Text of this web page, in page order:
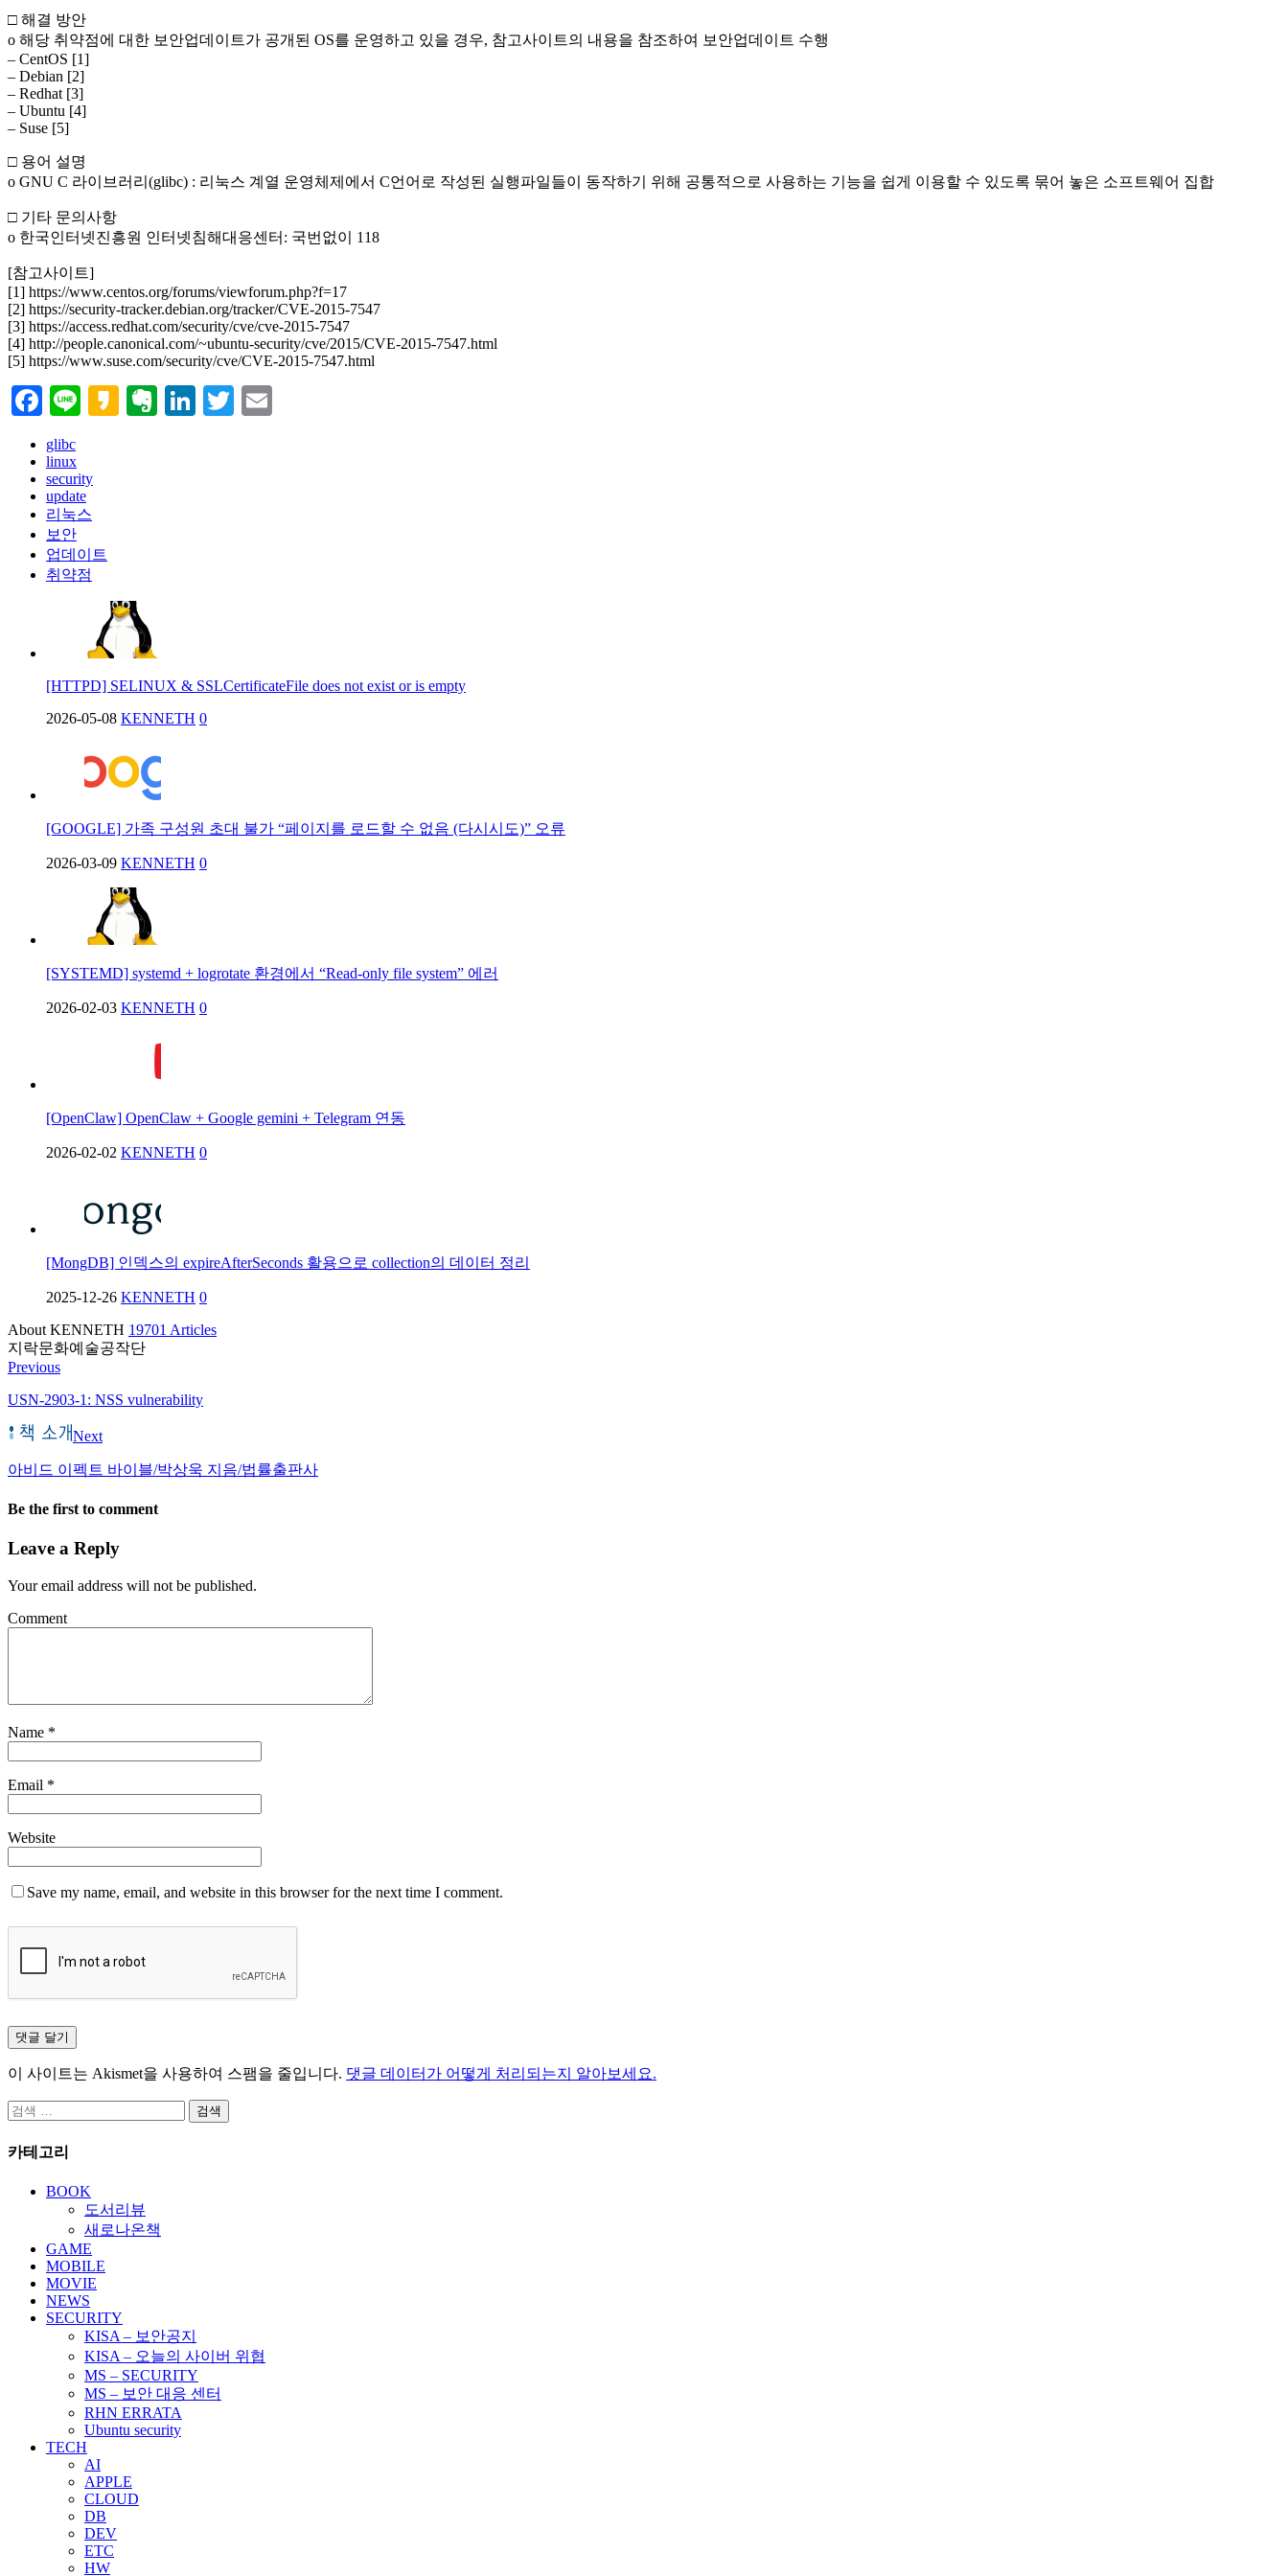
□ 해결 방안
o 해당 취약점에 대한 보안업데이트가 공개된 OS를 운영하고 있을 경우, 참고사이트의 내용을 참조하여 보안업데이트 수행
– CentOS [1]
– Debian [2]
– Redhat [3]
– Ubuntu [4]
– Suse [5]
□ 용어 설명
o GNU C 라이브러리(glibc) : 리눅스 계열 운영체제에서 C언어로 작성된 실행파일들이 동작하기 위해 공통적으로 사용하는 기능을 쉽게 이용할 수 있도록 묶어 놓은 소프트웨어 집합
□ 기타 문의사항
o 한국인터넷진흥원 인터넷침해대응센터: 국번없이 118
[참고사이트]
[1] https://www.centos.org/forums/viewforum.php?f=17
[2] https://security-tracker.debian.org/tracker/CVE-2015-7547
[3] https://access.redhat.com/security/cve/cve-2015-7547
[4] http://people.canonical.com/~ubuntu-security/cve/2015/CVE-2015-7547.html
[5] https://www.suse.com/security/cve/CVE-2015-7547.html
Facebook
LineKakaoEvernote
LinkedIn
Twitter
glibc
linux
security
update
리눅스
보안
업데이트
취약점
[HTTPD] SELINUX & SSLCertificateFile does not exist or is empty
2026-05-08 KENNETH 0
[GOOGLE] 가족 구성원 초대 불가 “페이지를 로드할 수 없음 (다시시도)” 오류
2026-03-09 KENNETH 0
[SYSTEMD] systemd + logrotate 환경에서 “Read-only file system” 에러
2026-02-03 KENNETH 0
[OpenClaw] OpenClaw + Google gemini + Telegram 연동
2026-02-02 KENNETH 0
[MongDB] 인덱스의 expireAfterSeconds 활용으로 collection의 데이터 정리
2025-12-26 KENNETH 0
About KENNETH 19701 Articles
지락문화예술공작단
Previous
USN-2903-1: NSS vulnerability
Next
아비드 이펙트 바이블/박상욱 지음/법률출판사
Be the first to comment
Leave a Reply
Your email address will not be published.
Comment
Name *
Email *
Website
Save my name, email, and website in this browser for the next time I comment.
이 사이트는 Akismet을 사용하여 스팸을 줄입니다. 댓글 데이터가 어떻게 처리되는지 알아보세요.
검
카테고리
BOOK
도서리뷰
새로나온책
GAME
MOBILE
MOVIE
NEWS
SECURITY
KISA – 보안공지
KISA – 오늘의 사이버 위협
MS – SECURITY
MS – 보안 대응 센터
RHN ERRATA
Ubuntu security
TECH
AI
APPLE
CLOUD
DB
DEV
ETC
HW